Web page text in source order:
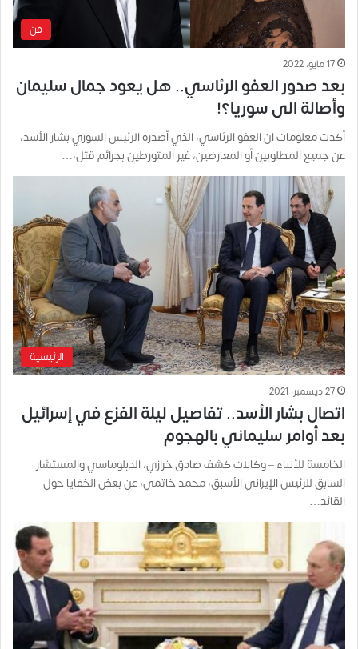
فن
17 مايو، 2022
بعد صدور العفو الرئاسي.. هل يعود جمال سليمان
وأصالة الى سوريا؟!
أكدت معلومات ان العفو الرئاسي، الذي أصدره الرئيس السوري بشار الأسد،
عن جميع المطلوبين أو المعارضين، غير المتورطين بجرائم قتل،…
الرئيسية
27 ديسمبر، 2021
اتصال بشار الأسد.. تفاصيل ليلة الفزع في إسرائيل
بعد أوامر سليماني بالهجوم
الخامسة للأنباء – وكالات كشف صادق خرازي، الدبلوماسي والمستشار
السابق للرئيس الإيراني الأسبق، محمد خاتمي، عن بعض الخفايا حول
القائد…